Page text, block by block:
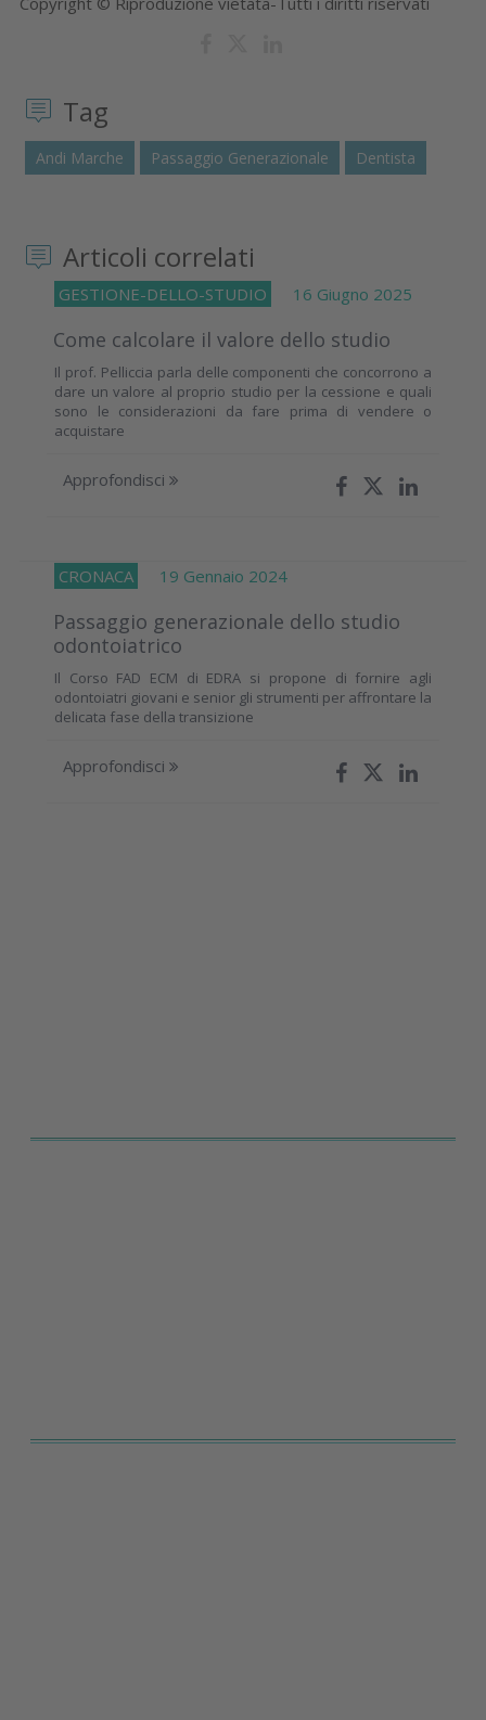
Tag
Andi Marche Passaggio Generazionale Dentista
Articoli correlati
GESTIONE-DELLO-STUDIO 16 Giugno 2025
Come calcolare il valore dello studio
Il prof. Pelliccia parla delle componenti che concorrono a
dare un valore al proprio studio per la cessione e quali
sono le considerazioni da fare prima di vendere o
acquistare
Approfondisci
CRONACA 19 Gennaio 2024
Passaggio generazionale dello studio
odontoiatrico
Il Corso FAD ECM di EDRA si propone di fornire agli
odontoiatri giovani e senior gli strumenti per affrontare la
delicata fase della transizione
Approfondisci